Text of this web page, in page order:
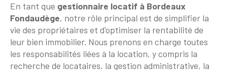
En tant que gestionnaire locatif à Bordeaux
Fondaudège, notre rôle principal est de simplifier la
vie des propriétaires et d'optimiser la rentabilité de
leur bien immobilier. Nous prenons en charge toutes
les responsabilités liées à la location, y compris la
recherche de locataires, la gestion administrative, la